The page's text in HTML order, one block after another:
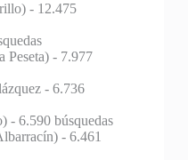
- 12.475
Peseta)- 7.977
- 6.736
- 6.590 búsquedas
- 6.461